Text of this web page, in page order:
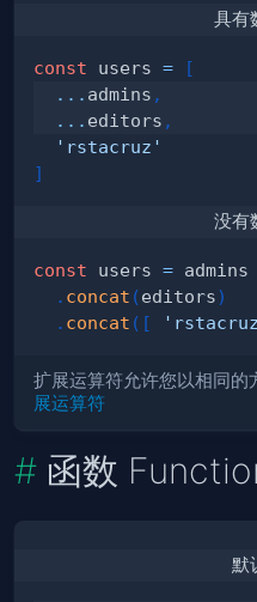
具有
const users =
[
... admins ,
... editors ,
'rstacruz'
]
没有
const users =
. concat (editors)
. concat ( [
扩展运算符允许您以相同的
展运算符
函数
默